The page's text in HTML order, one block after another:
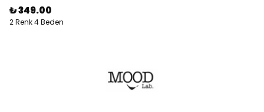
₺ 349.00
2 Renk 4 Beden